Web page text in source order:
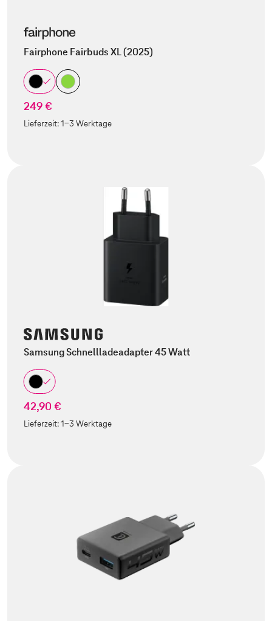
Fairphone Fairbuds XL (2025)
249 €
Lieferzeit:1-3 Werktage
Samsung Schnellladeadapter 45 Watt
42,90 €
Lieferzeit:1-3 Werktage